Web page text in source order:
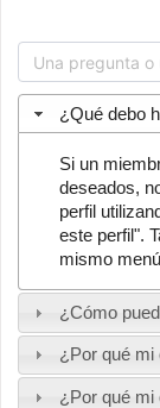
¿Qué debo
Si un
deseados,
perfil
este perfil".
mismo
¿Cómo
¿Por qué mi
¿Por qué mi